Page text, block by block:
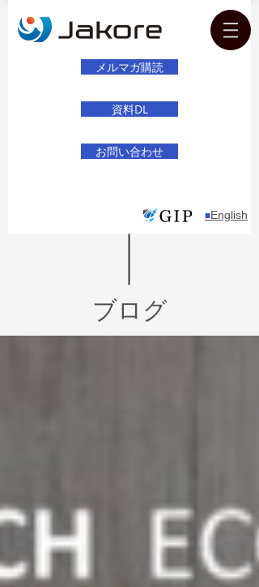
メルマガ購読
資料DL
お問い合わせ
​■English
ブログ